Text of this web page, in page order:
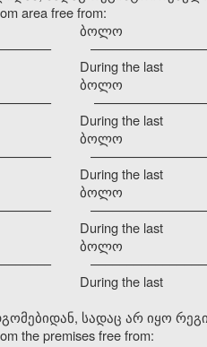
area free from:
last
last
last
last
last
სადაც არ იყო
the premises free from: